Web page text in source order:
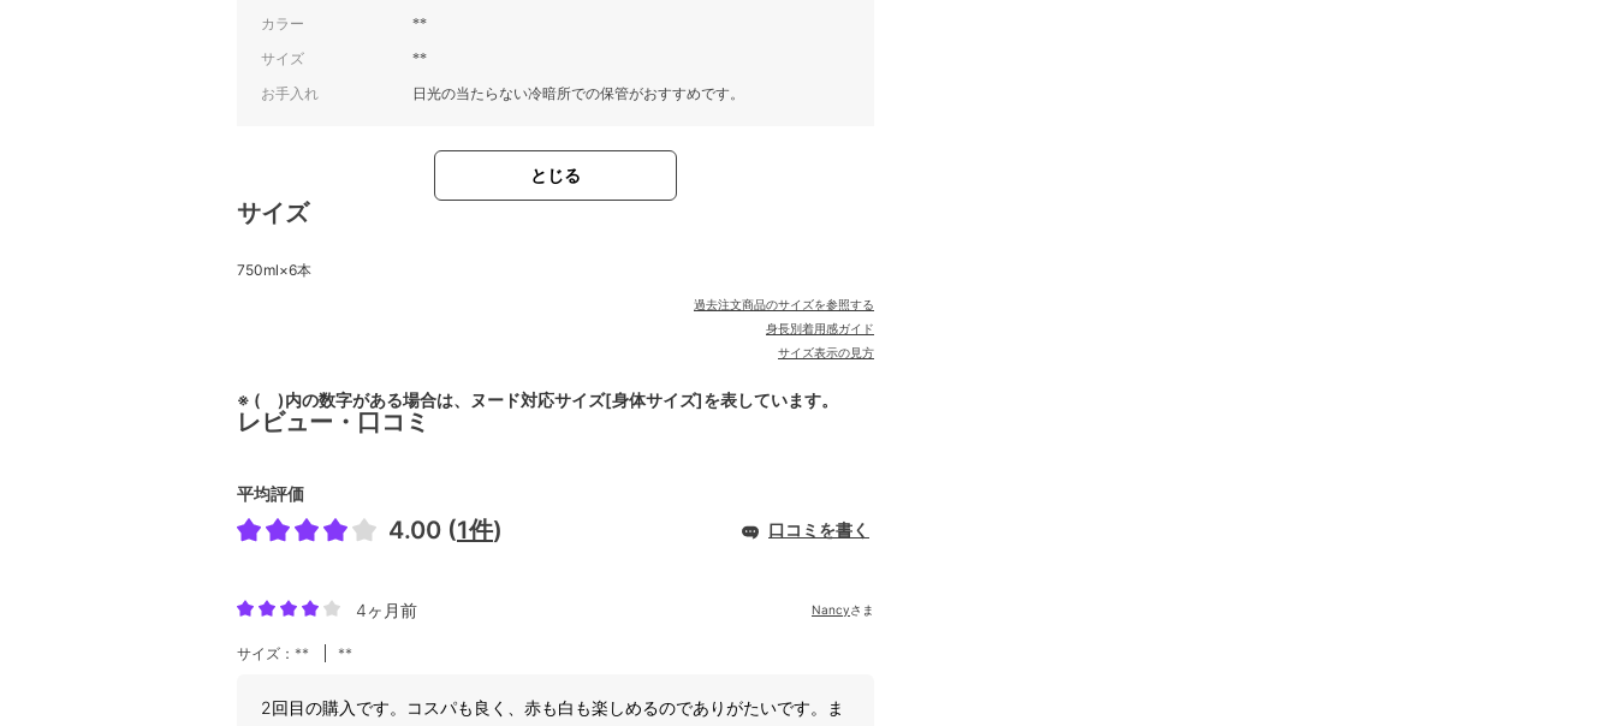
カラー **
サイズ **
お手入れ 日光の当たらない冷暗所での保管がおすすめです。
とじる
サイズ
750ml×6本
過去注文商品のサイズを参照する
身長別着用感ガイド
サイズ表示の見方
※ ( )内の数字がある場合は、ヌード対応サイズ[身体サイズ]を表しています。
レビュー・口コミ
平均評価
4.00 (1件) 口コミを書く
4ヶ月前 Nancyさま
サイズ：** **
2回目の購入です。コスパも良く、赤も白も楽しめるのでありがたいです。ま